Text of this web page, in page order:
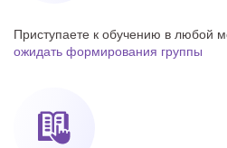
Приступаете к обучению в любой
ожидать формирования группы